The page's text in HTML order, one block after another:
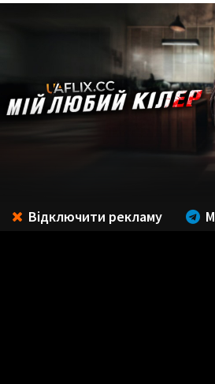
Відключити рекламу